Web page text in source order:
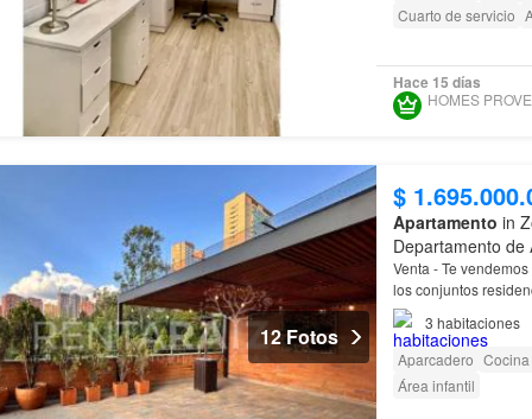
Cuarto de servicio
Hace 15 días
12 Fotos
$
Apartamento in
Departamento de
Venta - Te
los conjuntos
cocina abierta tipo
3 habitaciones
Aparcadero
Área infantil